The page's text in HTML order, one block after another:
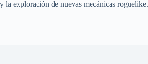
y la exploración de nuevas mecánicas roguelike.